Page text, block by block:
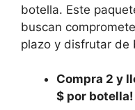
botella. Este
buscan
plazo y disfrutar de
Compra 2 y
$ por botella!